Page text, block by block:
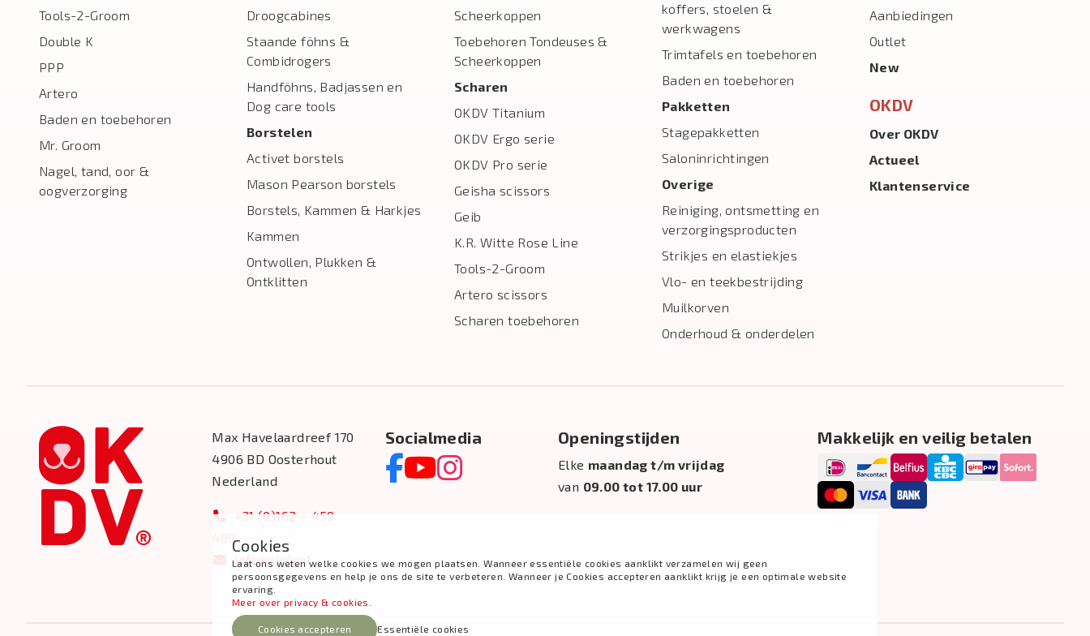
Tools-2-Groom
Double K
PPP
Artero
Baden en toebehoren
Mr. Groom
Nagel, tand, oor &
oogverzorging
Droogcabines
Staande föhns &
Combidrogers
Handföhns, Badjassen en
Dog care tools
Borstelen
Activet borstels
Mason Pearson borstels
Borstels, Kammen & Harkjes
Kammen
Ontwollen, Plukken &
Ontklitten
Scheerkoppen
Toebehoren Tondeuses &
Scheerkoppen
Scharen
OKDV Titanium
OKDV Ergo serie
OKDV Pro serie
Geisha scissors
Geib
K.R. Witte Rose Line
Tools-2-Groom
Artero scissors
Scharen toebehoren
koffers, stoelen &
werkwagens
Trimtafels en toebehoren
Baden en toebehoren
Pakketten
Stagepakketten
Saloninrichtingen
Overige
Reiniging, ontsmetting en
verzorgingsproducten
Strikjes en elastiekjes
Vlo- en teekbestrijding
Muilkorven
Onderhoud & onderdelen
Aanbiedingen
Outlet
New
OKDV
Over OKDV
Actueel
Klantenservice
Max Havelaardreef 170
4906 BD Oosterhout
Nederland
+31 (0)162 – 459
499
info@okdv.nl
Socialmedia Openingstijden
Elke maandag t/m vrijdag
van 09.00 tot 17.00 uur
Makkelijk en veilig betalen
Cookies
Laat ons weten welke cookies we mogen plaatsen. Wanneer essentiële cookies aanklikt verzamelen wij geen
persoonsgegevens en help je ons de site te verbeteren. Wanneer je Cookies accepteren aanklikt krijg je een optimale website
ervaring.
Meer over privacy & cookies
Cookies accepteren Essentiële cookies